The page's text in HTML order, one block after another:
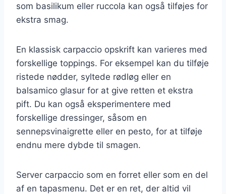
som basilikum eller ruccola kan også tilføjes for
ekstra smag.
En klassisk carpaccio opskrift kan varieres med
forskellige toppings. For eksempel kan du tilføje
ristede nødder, syltede rødløg eller en
balsamico glasur for at give retten et ekstra
pift. Du kan også eksperimentere med
forskellige dressinger, såsom en
sennepsvinaigrette eller en pesto, for at tilføje
endnu mere dybde til smagen.
Server carpaccio som en forret eller som en del
af en tapasmenu. Det er en ret, der altid vil